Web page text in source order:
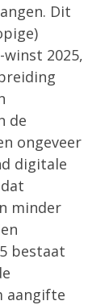
Dit
2025,
de
ongeveer
digitale
minder
bestaat
aangifte